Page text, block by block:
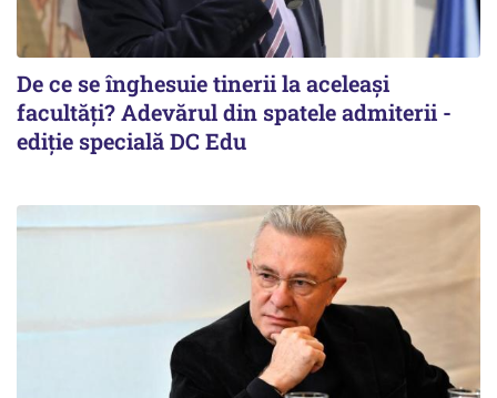
De ce se înghesuie tinerii la aceleași
facultăți? Adevărul din spatele admiterii -
ediție specială DC Edu